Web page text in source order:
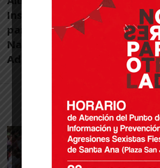
Instituto Valle del Ebro
participan en el Consejo
Navarro de Infancia y
Adolescencia
Artículos relacionados